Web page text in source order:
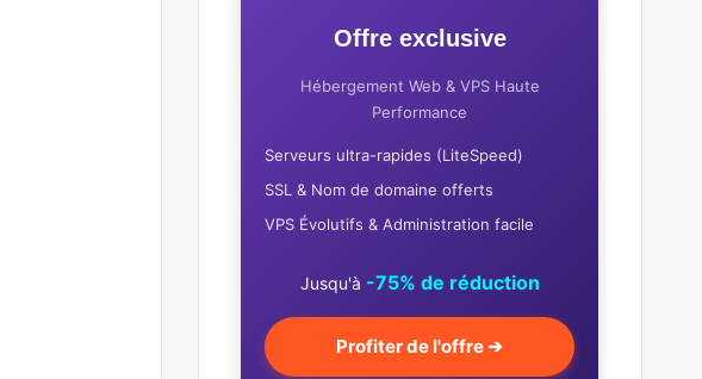
Offre exclusive
Hébergement Web & VPS Haute
Performance
Serveurs ultra-rapides (LiteSpeed)
SSL & Nom de domaine offerts
VPS Évolutifs & Administration facile
Jusqu'à -75% de réduction
Profiter de l'offre ➔